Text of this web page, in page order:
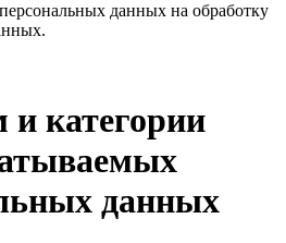
данных на обработку
и категории
данных